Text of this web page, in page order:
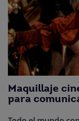
Maquillaje
para